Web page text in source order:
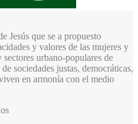
Jesús que se a propuesto
y valores de las mujeres y
urbano-populares de
sociedades justas, democráticas,
en armonía con el medio